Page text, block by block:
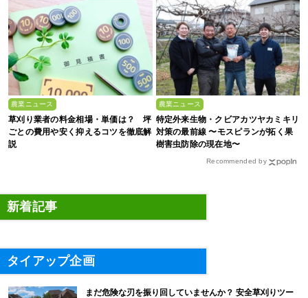
農業ニュース
草刈り業者の料金相場・単価は？ 坪
ごとの費用や安く抑えるコツを徹底解
説
農業ニュース
特定外来生物・クビアカツヤカミキリ
対策の最前線 〜モスピランが拓く果
樹害虫防除の現在地〜
Recommended by
新着記事
タイアップ企画
まだ危険な刃を振り回していませんか？ 安全草刈りツー